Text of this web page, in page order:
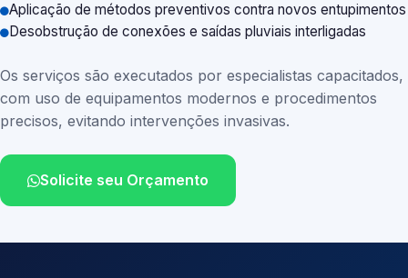
Aplicação de métodos preventivos contra novos entupimentos
Desobstrução de conexões e saídas pluviais interligadas
Os serviços são executados por especialistas capacitados,
com uso de equipamentos modernos e procedimentos
precisos, evitando intervenções invasivas.
Solicite seu Orçamento